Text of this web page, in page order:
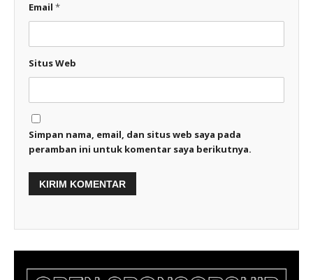
Email *
Situs Web
Simpan nama, email, dan situs web saya pada
peramban ini untuk komentar saya berikutnya.